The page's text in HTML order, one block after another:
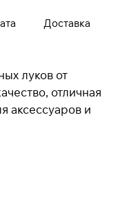
Доставка
луков от
отличная
аксессуаров и
ПЛАЙТ